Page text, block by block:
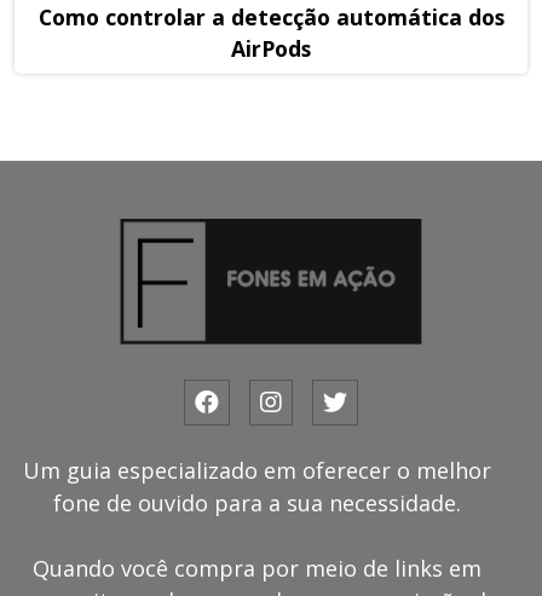
Como controlar a detecção automática dos
AirPods
Um guia especializado em oferecer o melhor
fone de ouvido para a sua necessidade.
Quando você compra por meio de links em